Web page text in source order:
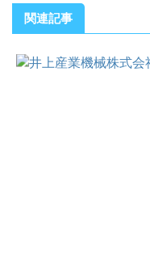
関連記事